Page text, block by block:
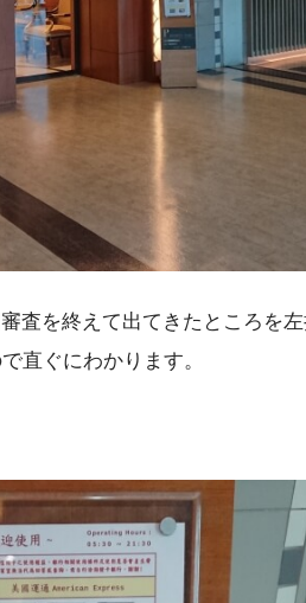
査を終えて出てきたところを
直ぐにわかります。